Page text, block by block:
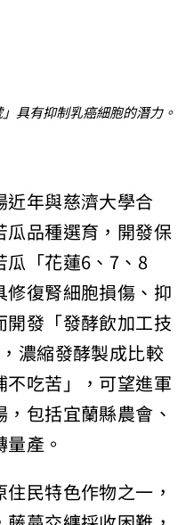
具有抑制乳癌細胞的潛力。
年與慈濟大學合
品種選育，開發保
「花蓮6、7、8
復腎細胞損傷、抑
發「發酵飲加工技
濃縮發酵製成比較
吃苦」，可望進軍
包括宜蘭縣農會、
產。
民特色作物之一，